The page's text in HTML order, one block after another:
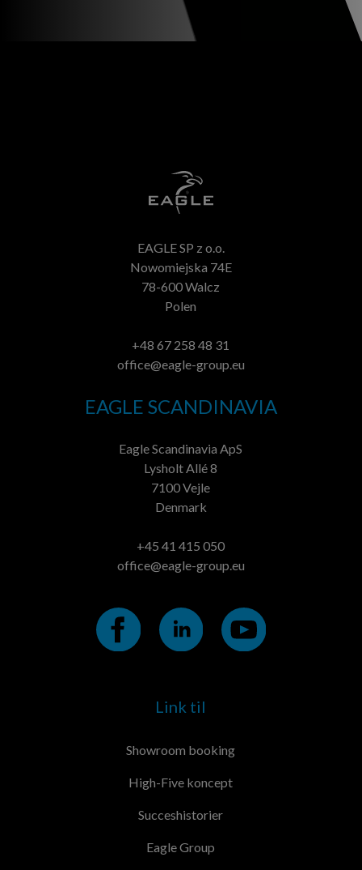
EAGLE SP z o.o.
Nowomiejska 74E
78-600 Walcz
Polen
+48 67 258 48 31
office@eagle-group.eu
EAGLE SCANDINAVIA
Eagle Scandinavia ApS
Lysholt Allé 8
7100 Vejle
Denmark
+45 41 415 050
office@eagle-group.eu
Link til
Showroom booking
High-Five koncept
Succeshistorier
Eagle Group